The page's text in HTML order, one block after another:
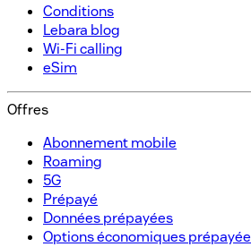
Conditions
Lebara blog
Wi-Fi calling
eSim
Offres
Abonnement mobile​
Roaming
5G
Prépayé​
Données prépayées​
Options économiques prépayée​